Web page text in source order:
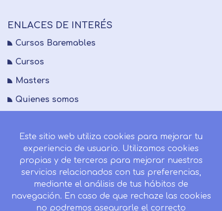
ENLACES DE INTERÉS
Cursos Baremables
Cursos
Masters
Quienes somos
Blog
Mapa del sitio
Desistir contrato aquí
Este sitio web utiliza cookies para mejorar tu
experiencia de usuario. Utilizamos cookies
propias y de terceros para mejorar nuestros
servicios relacionados con tus preferencias,
mediante el análisis de tus hábitos de
navegación. En caso de que rechaze las cookies
no podremos asegurarle el correcto